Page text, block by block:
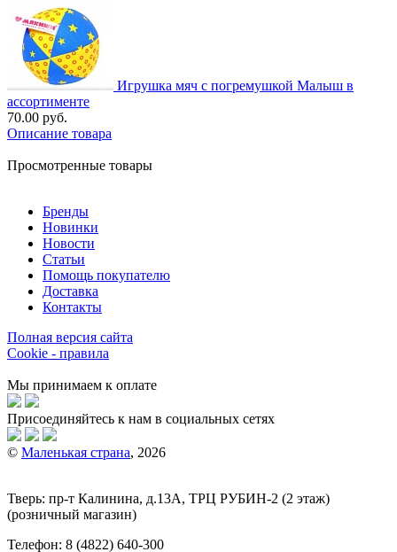
Игрушка мяч с погремушкой Малыш в
ассортименте
70.00 руб.
Описание товара
Просмотренные товары
Бренды
Новинки
Новости
Статьи
Помощь покупателю
Доставка
Контакты
Полная версия сайта
Cookie - правила
Мы принимаем к оплате
Присоединяйтесь к нам в социальных сетях
© Маленькая страна, 2026
Тверь: пр-т Калинина, д.13А, ТРЦ РУБИН-2 (2 этаж)
(розничный магазин)
Телефон: 8 (4822) 640-300